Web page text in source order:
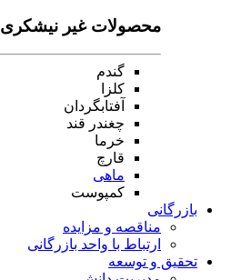
محصولات غیر نیشکری
گندم
کلزا
آفتابگردان
چغندر قند
خرما
قارچ
ماهی
کمپوست
بازرگانی
مناقصه و مزایده
ارتباط با واحد بازرگانی
تحقیق و توسعه